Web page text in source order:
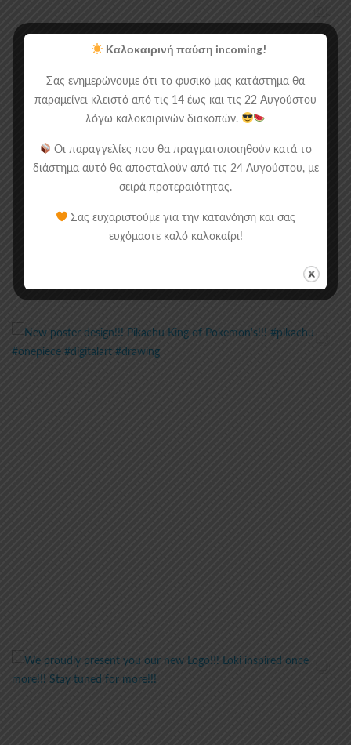
Καλοκαιρινή παύση incoming!
Σας ενημερώνουμε ότι το φυσικό μας κατάστημα θα
παραμείνει κλειστό από τις 14 έως και τις 22 Αυγούστου
λόγω καλοκαιρινών διακοπών.
Οι παραγγελίες που θα πραγματοποιηθούν κατά το
διάστημα αυτό θα αποσταλούν από τις 24 Αυγούστου, με
σειρά προτεραιότητας.
Σας ευχαριστούμε για την κατανόηση και σας
ευχόμαστε καλό καλοκαίρι!